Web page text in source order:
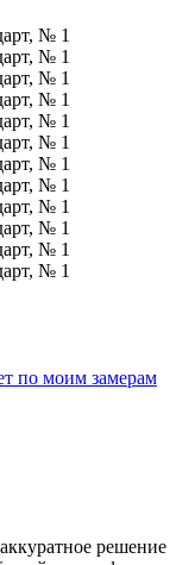
по моим замерам
решение